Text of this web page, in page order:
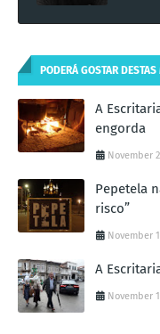
PODERÁ GOSTAR
A
engorda
November
Pepetela
risco”
November
A
November